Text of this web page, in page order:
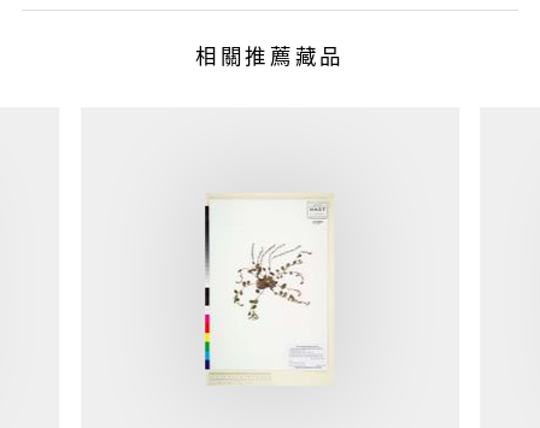
相關推薦藏品